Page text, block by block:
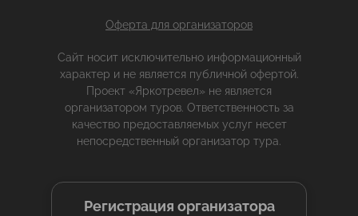
Оферта для организаторов
Сайт носит исключительно информационный
характер и не является публичной офертой.
Проект «Яркотревел» не является
организатором туров. Ответственность за
качество предоставляемых услуг несет
непосредственный организатор тура.
Регистрация организатора